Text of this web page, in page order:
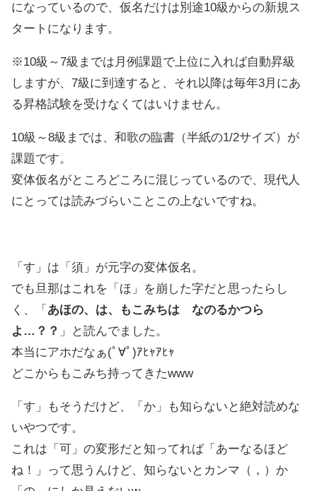
になっているので、仮名だけは別途10級からの新規ス
タートになります。
※10級～7級までは月例課題で上位に入れば自動昇級
しますが、7級に到達すると、それ以降は毎年3月にあ
る昇格試験を受けなくてはいけません。
10級～8級までは、和歌の臨書（半紙の1/2サイズ）が
課題です。
変体仮名がところどころに混じっているので、現代人
にとっては読みづらいことこの上ないですね。
「す」は「須」が元字の変体仮名。
でも旦那はこれを「ほ」を崩した字だと思ったらし
く、「 あほの、は、もこみちは なのるかつら
よ…？？ 」と読んでました。
本当にアホだなぁ(ﾟ∀ﾟ)ｱﾋｬｱﾋｬ
どこからもこみち持ってきたwww
「す」もそうだけど、「か」も知らないと絶対読めな
いやつです。
これは「可」の変形だと知ってれば「あーなるほど
ね！」って思うんけど、知らないとカンマ（，）か